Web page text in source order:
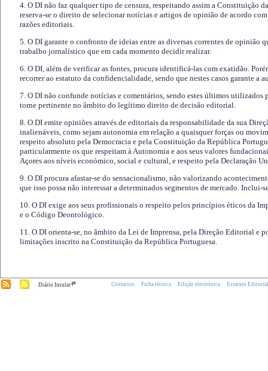
4. O DI não faz qualquer tipo de censura, respeitando assim a Constituição
reserva-se o direito de selecionar notícias e artigos de opinião de acordo
razões editoriais.
5. O DI garante o confronto de ideias entre as diversas correntes de opinião
trabalho jornalístico que em cada momento decidir realizar.
6. O DI, além de verificar as fontes, procura identificá-las com exatidão.
recorrer ao estatuto da confidencialidade, sendo que nestes casos garante a
7. O DI não confunde notícias e comentários, sendo estes últimos utilizados
torne pertinente no âmbito do legítimo direito de decisão editorial.
8. O DI emite opiniões através de editoriais da responsabilidade da sua
inalienáveis, como sejam autonomia em relação a quaisquer forças ou
respeito absoluto pela Democracia e pela Constituição da República
particularmente os que respeitam à Autonomia e aos seus valores
Açores aos níveis económico, social e cultural, e respeito pela Declaração
9. O DI procura afastar-se do sensacionalismo, não valorizando
que isso possa não interessar a determinados segmentos de mercado.
10. O DI exige aos seus profissionais o respeito pelos princípios éticos da
e o Código Deontológico.
11. O DI orienta-se, no âmbito da Lei de Imprensa, pela Direção Editorial e
limitações inscrito na Constituição da República Portuguesa.
Diário Insular.pt Contactos Ficha técnica Edição electrónica Estatuto Editorial